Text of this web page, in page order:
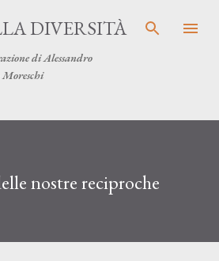
ai contenuti principali
DIVERSITÀ
di Alessandro
Moreschi
nostre reciproche